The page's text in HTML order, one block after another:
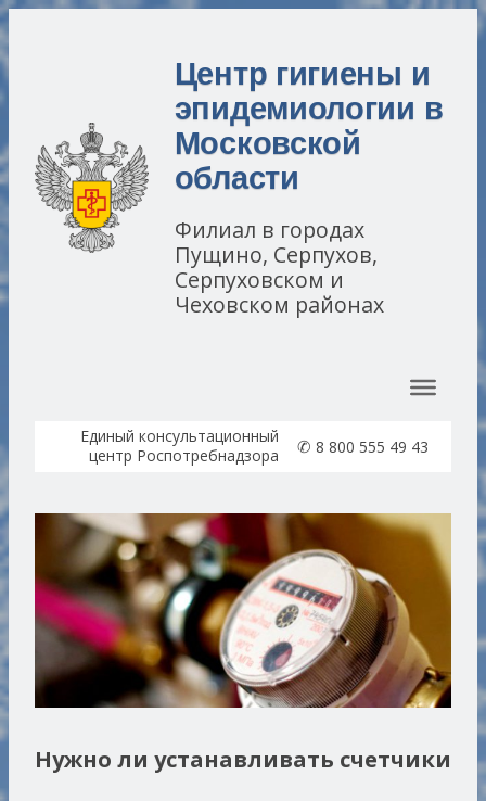
Центр гигиены и
эпидемиологии в
Московской
области
Филиал в городах
Пущино, Серпухов,
Серпуховском и
Чеховском районах
Единый консультационный
центр Роспотребнадзора
✆ 8 800 555 49 43
Нужно ли устанавливать счетчики